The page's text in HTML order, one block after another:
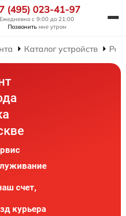
(495) 023-41-97
Ежедневно с 9:00 до 21:00
Позвонить мне утром
Каталог устройств
счет,
курьера